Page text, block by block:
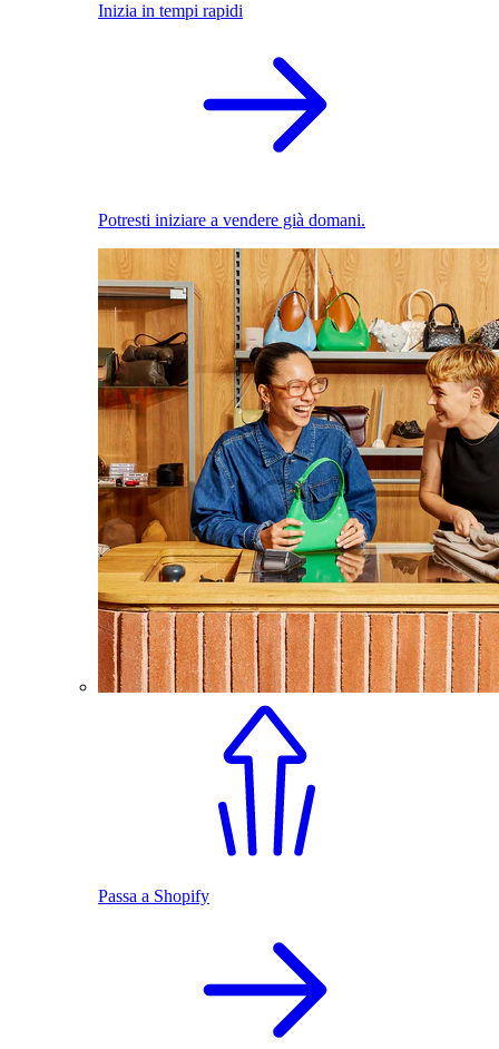
Inizia in tempi rapidi
Potresti iniziare a vendere già domani.
Passa a Shopify